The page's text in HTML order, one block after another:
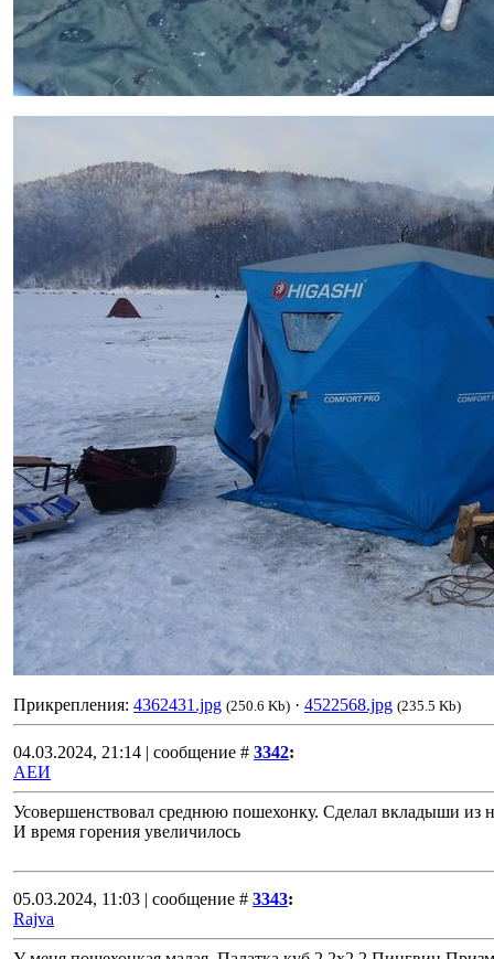
Прикрепления: 4362431.jpg (250.6 Kb) · 4522568.jpg (235.5 Kb)
04.03.2024, 21:14 | сообщение # 3342:
АЕИ
Усовершенствовал среднюю пошехонку. Сделал вкладыши из
И время горения увеличилось
05.03.2024, 11:03 | сообщение # 3343:
Rajva